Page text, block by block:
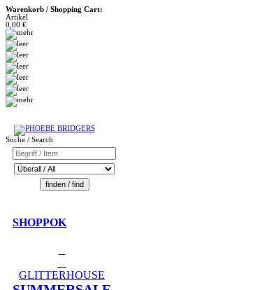
Warenkorb / Shopping Cart:
Artikel
0,00 €
Suche / Search
SHOPPOK
GLITTERHOUSE